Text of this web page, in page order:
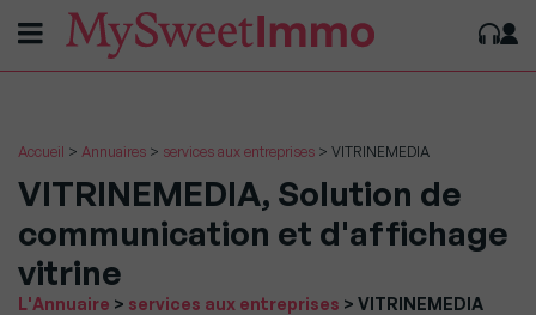
Accueil > Annuaires > services aux entreprises > VITRINEMEDIA
VITRINEMEDIA, Solution de
communication et d'affichage
vitrine
Vous
L'Annuaire > services aux entreprises > VITRINEMEDIA